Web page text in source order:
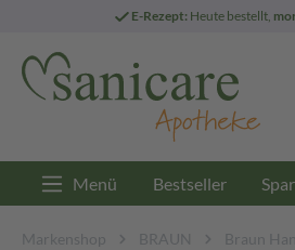
E-Rezept: Heute bestellt,
Menü Bestseller
Markenshop BRAUN Braun